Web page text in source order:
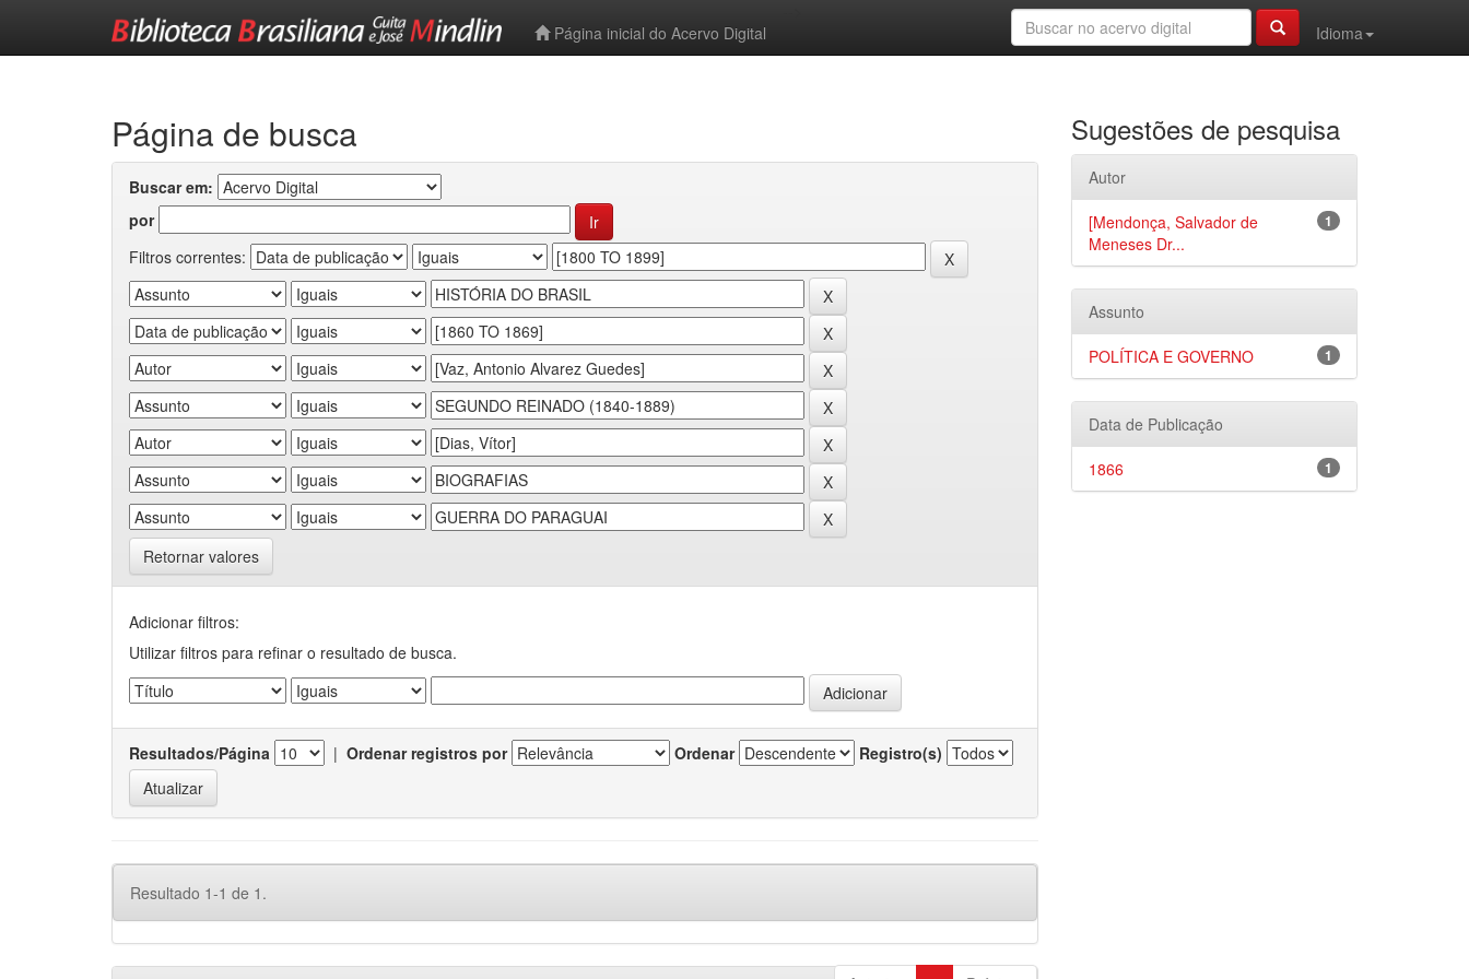
Página inicial do Acervo Digital
Idioma
Página de busca
Buscar em:
por
Filtros correntes:
Retornar valores
Adicionar filtros:
Utilizar filtros para refinar o resultado de busca.
Resultados/Página | Ordenar registros por Ordenar Registro(s)
Resultado 1-1 de 1.
Sugestões de pesquisa
Autor
1
[Mendonça, Salvador de
Meneses Dr...
Assunto
1
POLÍTICA E GOVERNO
Data de Publicação
1
1866